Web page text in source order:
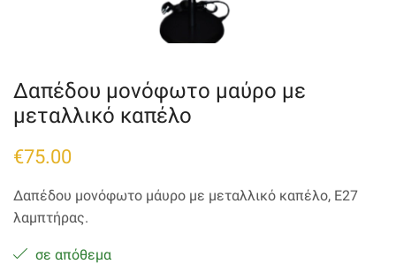
Δαπέδου μονόφωτο μαύρο με
μεταλλικό καπέλο
€75.00
Δαπέδου μονόφωτο μάυρο με μεταλλικό καπέλο, E27
λαμπτήρας.
σε απόθεμα